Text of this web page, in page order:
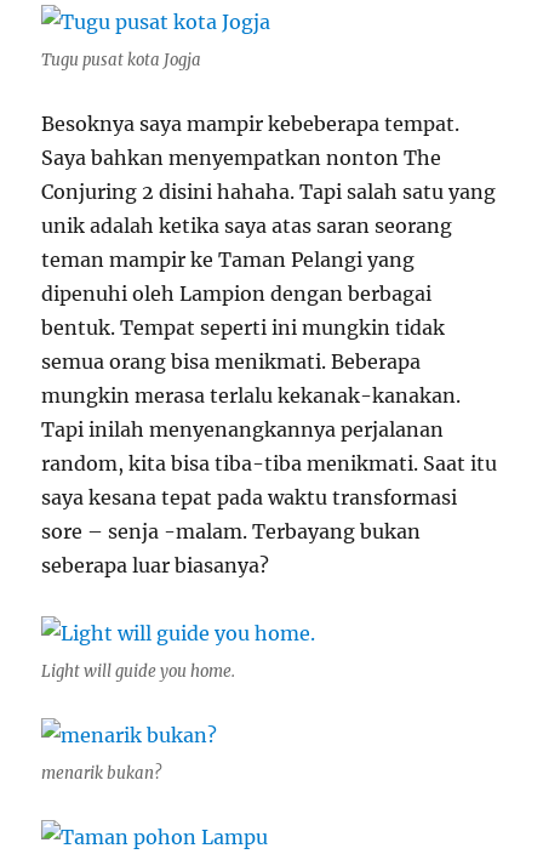
Tugu pusat kota Jogja
Besoknya saya mampir kebeberapa tempat.
Saya bahkan menyempatkan nonton The
Conjuring 2 disini hahaha. Tapi salah satu yang
unik adalah ketika saya atas saran seorang
teman mampir ke Taman Pelangi yang
dipenuhi oleh Lampion dengan berbagai
bentuk. Tempat seperti ini mungkin tidak
semua orang bisa menikmati. Beberapa
mungkin merasa terlalu kekanak-kanakan.
Tapi inilah menyenangkannya perjalanan
random, kita bisa tiba-tiba menikmati. Saat itu
saya kesana tepat pada waktu transformasi
sore – senja -malam. Terbayang bukan
seberapa luar biasanya?
Light will guide you home.
menarik bukan?